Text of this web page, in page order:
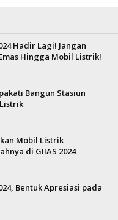
Hadir Lagi! Jangan
Hingga Mobil Listrik!
Bangun Stasiun
Mobil Listrik
di GIIAS 2024
Bentuk Apresiasi pada